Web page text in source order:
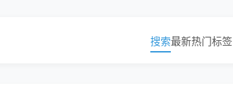
搜索最新热门标签